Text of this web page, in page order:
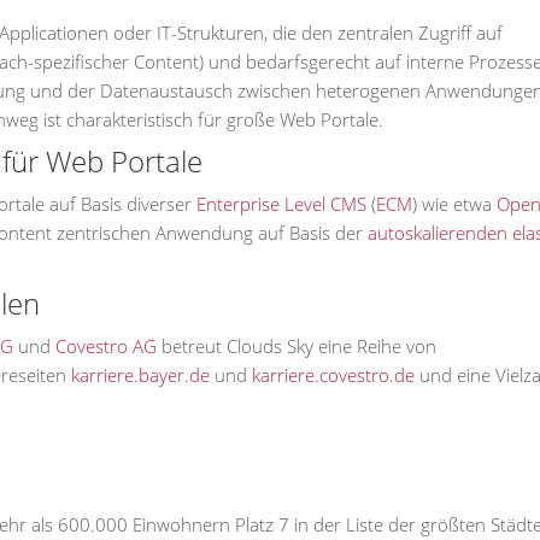
oder IT-Strukturen, die den zentralen Zugriff auf
spezifischer Content) und bedarfsgerecht auf interne
und der Datenaustausch zwischen heterogenen
ist charakteristisch für große Web Portale.
Web Portale
auf Basis diverser Enterprise Level CMS (ECM) wie etwa
zentrischen Anwendung auf Basis der autoskalierenden
und Covestro AG betreut Clouds Sky eine Reihe von
karriere.bayer.de und karriere.covestro.de und eine
als 600.000 Einwohnern Platz 7 in der Liste der größten